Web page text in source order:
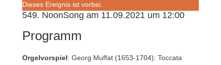
Dieses Ereignis ist vorbei.
549. NoonSong am 11.09.2021 um 12:00
Programm
Orgelvorspiel: Georg Muffat (1653-1704): Toccata